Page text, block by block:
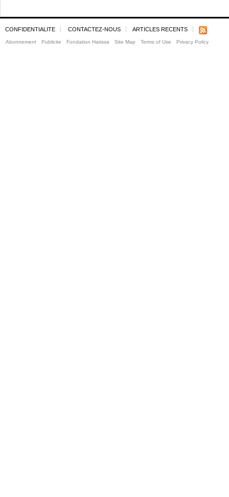
CONFIDENTIALITE CONTACTEZ-NOUS ARTICLES RECENTS
Abonnement Publicite Fondation Harissa Site Map Terms of Use Privacy Policy